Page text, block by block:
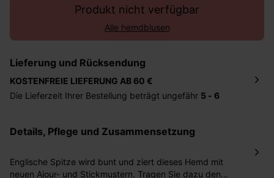
Produkt nicht verfügbar
Alle hemdblusen
Lieferung und Rücksendung
KOSTENFREIE LIEFERUNG AB 60 €
Die Lieferzeit Ihrer Bestellung beträgt ungefähr 5 - 6
betragen 2,95 Euro bei einem Bestellwert von unter 60
Sie haben das Recht binnen30 Tagennach Erhalt der
Details, Pflege und Zusammensetzung
Englische Spitze wird bunt und ziert dieses Hemd mit
neuen Ajour- und Stickmustern. Tragen Sie dazu den